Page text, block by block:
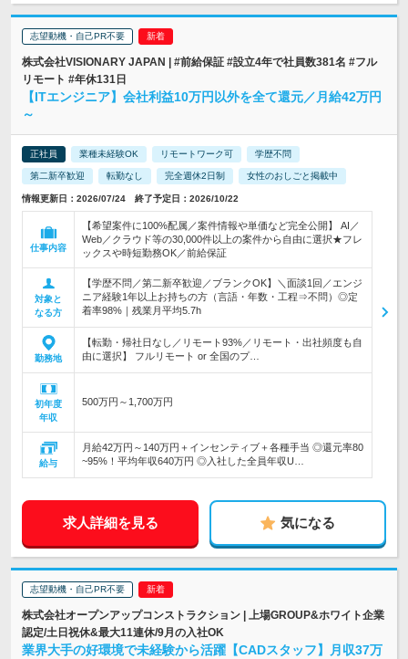
志望動機・自己PR不要
株式会社VISIONARY JAPAN | #前給保証 #設立4年で社員数381名 #フル
リモート #年休131日
【ITエンジニア】会社利益10万円以外を全て還元／月給42万円
～
正社員 業種未経験OK リモートワーク可 学歴不問
第二新卒歓迎 転勤なし 完全週休2日制 女性のおしごと掲載中
情報更新日：2026/07/24 終了予定日：2026/10/22
仕事内容
【希望案件に100%配属／案件情報や単価など完全公開】 AI／
Web／クラウド等の30,000件以上の案件から自由に選択★フレ
ックスや時短勤務OK／前給保証
対象と
なる方
【学歴不問／第二新卒歓迎／ブランクOK】＼面談1回／エンジ
ニア経験1年以上お持ちの方（言語・年数・工程⇒不問）◎定
着率98%｜残業月平均5.7h
勤務地
【転勤・帰社日なし／リモート93%／リモート・出社頻度も自
由に選択】 フルリモート or 全国のプ…
初年度
年収
500万円～1,700万円
給与
月給42万円～140万円＋インセンティブ＋各種手当 ◎還元率80
~95%！平均年収640万円 ◎入社した全員年収U…
求人詳細を見る 気になる
志望動機・自己PR不要
株式会社オープンアップコンストラクション | 上場GROUP&ホワイト企業
認定/土日祝休&最大11連休/9月の入社OK
業界大手の好環境で未経験から活躍【CADスタッフ】月収37万